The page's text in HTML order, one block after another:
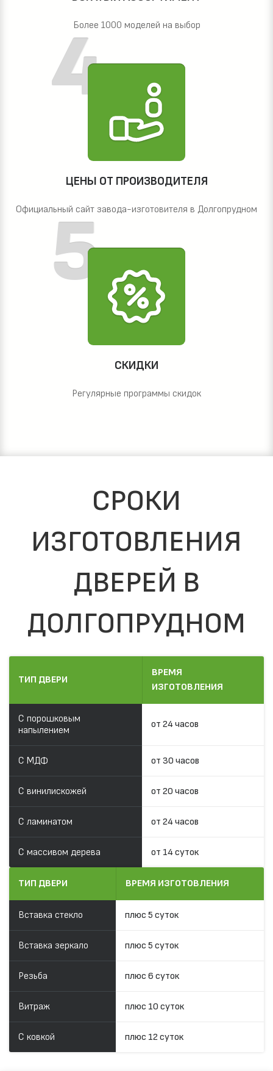
Более 1000 моделей на выбор
ЦЕНЫ ОТ ПРОИЗВОДИТЕЛЯ
Официальный сайт завода-изготовителя в Долгопрудном
СКИДКИ
Регулярные программы скидок
СРОКИ
ИЗГОТОВЛЕНИЯ
ДВЕРЕЙ В
ДОЛГОПРУДНОМ
ТИП ДВЕРИ
ВРЕМЯ
ИЗГОТОВЛЕНИЯ
С порошковым
напылением
от 24 часов
С МДФ от 30 часов
С винилискожей от 20 часов
С ламинатом от 24 часов
С массивом дерева от 14 суток
ТИП ДВЕРИ ВРЕМЯ ИЗГОТОВЛЕНИЯ
Вставка стекло плюс 5 суток
Вставка зеркало плюс 5 суток
Резьба плюс 6 суток
Витраж плюс 10 суток
С ковкой плюс 12 суток